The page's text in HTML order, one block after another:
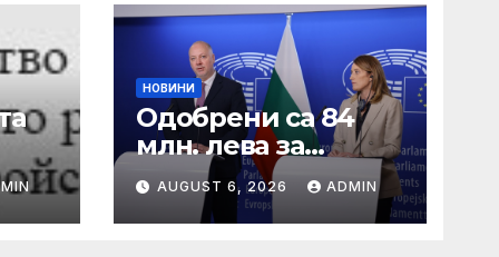
НОВИНИ
Одобрени са 84
млн. лева за
хуманно
отношение към
свине и птици
AUGUST 6, 2026 ADMIN